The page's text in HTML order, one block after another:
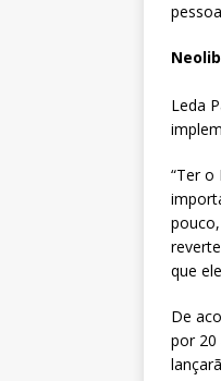
Leda
“Ter o
que
De
por 20